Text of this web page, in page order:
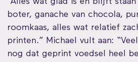
boter, ganache van chocola,
roomkaas, alles wat relatief
printen.” Michael vult aan:
nog dat geprint voedsel heel